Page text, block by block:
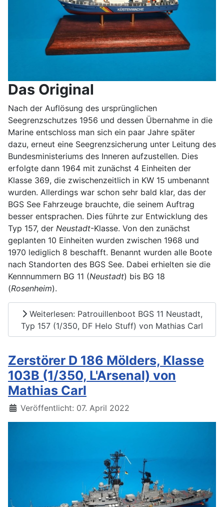
Das Original
Nach der Auflösung des ursprünglichen
Seegrenzschutzes 1956 und dessen Übernahme in die
Marine entschloss man sich ein paar Jahre später
dazu, erneut eine Seegrenzsicherung unter Leitung des
Bundesministeriums des Inneren aufzustellen. Dies
erfolgte dann 1964 mit zunächst 4 Einheiten der
Klasse 369, die zwischenzeitlich in KW 15 umbenannt
wurden. Allerdings war schon sehr bald klar, das der
BGS See Fahrzeuge brauchte, die seinem Auftrag
besser entsprachen. Dies führte zur Entwicklung des
Typ 157, der Neustadt-Klasse. Von den zunächst
geplanten 10 Einheiten wurden zwischen 1968 und
1970 lediglich 8 beschafft. Benannt wurden alle Boote
nach Standorten des BGS See. Dabei erhielten sie die
Kennnummern BG 11 (Neustadt) bis BG 18
(Rosenheim).
Weiterlesen: Patrouillenboot BGS 11 Neustadt,
Typ 157 (1/350, DF Helo Stuff) von Mathias Carl
Zerstörer D 186 Mölders, Klasse
103B (1/350, L'Arsenal) von
Mathias Carl
Details
Veröffentlicht: 07. April 2022